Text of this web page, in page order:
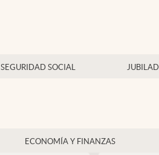
SEGURIDAD SOCIAL
ECONOMÍA Y FINANZAS